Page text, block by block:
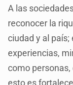
A las
reconocer la
ciudad y al
experiencias,
como
esto es